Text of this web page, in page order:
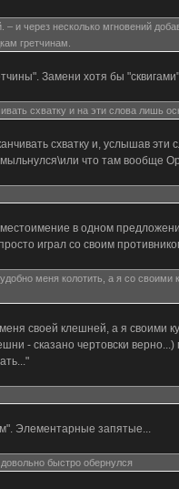
– и через несколько мгновений
гретчинам.
Замени хотя бы
схватку и на эти слова лишь
схватку и, услышав эти
что там вообще
в одном
играл со своим
меня колотить, а я со своими
своей клешней, а я своими
- сказано чертовски верно...)
Элементарные запятые...
быстро обернулся